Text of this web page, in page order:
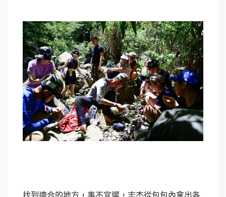
找到適合的地方，事不宜遲，志杰從包包內拿出各